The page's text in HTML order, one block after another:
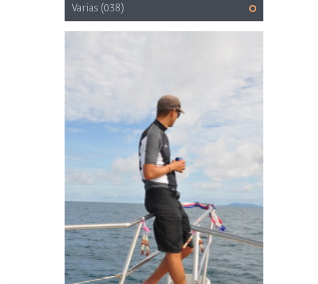
Varias (038)